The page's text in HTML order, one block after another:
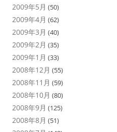
2009年5月 (50)
2009年4月 (62)
2009年3月 (40)
2009年2月 (35)
2009年1月 (33)
2008年12月 (55)
2008年11月 (59)
2008年10月 (80)
2008年9月 (125)
2008年8月 (51)